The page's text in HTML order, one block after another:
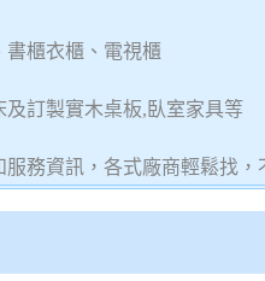
櫃衣櫃、電視櫃
訂製實木桌板,臥室家具等
務資訊，各式廠商輕鬆找，